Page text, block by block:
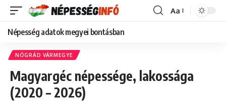
Font
Aa
Népesség adatok megyei bontásban
NÓGRÁD VÁRMEGYE
Magyargéc népessége, lakossága
(2020 – 2026)